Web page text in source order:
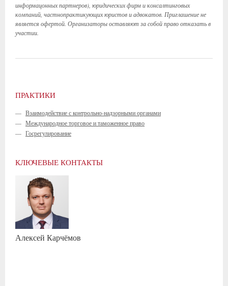
информацонных партнеров), юридических фирм и консалтинговых
компаний, частнопрактикующих юристов и адвокатов. Приглашение не
является офертой. Организаторы оставляют за собой право отказать в
участии.
ПРАКТИКИ
— Взаимодействие с контрольно-надзорными органами
— Международное торговое и таможенное право
— Госрегулирование
КЛЮЧЕВЫЕ КОНТАКТЫ
Алексей Карчёмов